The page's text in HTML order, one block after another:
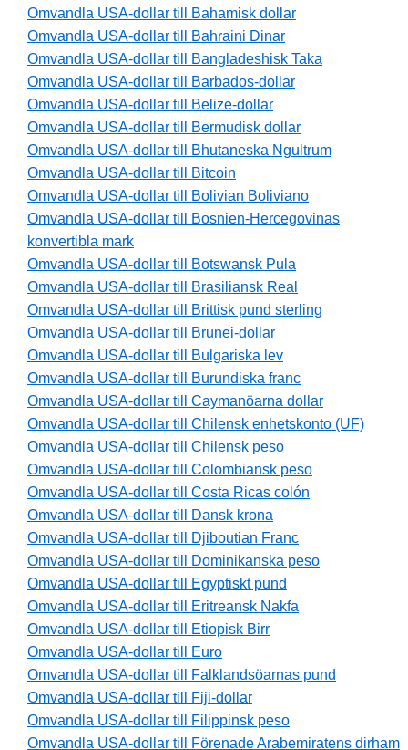
Omvandla USA-dollar till Bahamisk dollar
Omvandla USA-dollar till Bahraini Dinar
Omvandla USA-dollar till Bangladeshisk Taka
Omvandla USA-dollar till Barbados-dollar
Omvandla USA-dollar till Belize-dollar
Omvandla USA-dollar till Bermudisk dollar
Omvandla USA-dollar till Bhutaneska Ngultrum
Omvandla USA-dollar till Bitcoin
Omvandla USA-dollar till Bolivian Boliviano
Omvandla USA-dollar till Bosnien-Hercegovinas
konvertibla mark
Omvandla USA-dollar till Botswansk Pula
Omvandla USA-dollar till Brasiliansk Real
Omvandla USA-dollar till Brittisk pund sterling
Omvandla USA-dollar till Brunei-dollar
Omvandla USA-dollar till Bulgariska lev
Omvandla USA-dollar till Burundiska franc
Omvandla USA-dollar till Caymanöarna dollar
Omvandla USA-dollar till Chilensk enhetskonto (UF)
Omvandla USA-dollar till Chilensk peso
Omvandla USA-dollar till Colombiansk peso
Omvandla USA-dollar till Costa Ricas colón
Omvandla USA-dollar till Dansk krona
Omvandla USA-dollar till Djiboutian Franc
Omvandla USA-dollar till Dominikanska peso
Omvandla USA-dollar till Egyptiskt pund
Omvandla USA-dollar till Eritreansk Nakfa
Omvandla USA-dollar till Etiopisk Birr
Omvandla USA-dollar till Euro
Omvandla USA-dollar till Falklandsöarnas pund
Omvandla USA-dollar till Fiji-dollar
Omvandla USA-dollar till Filippinsk peso
Omvandla USA-dollar till Förenade Arabemiratens dirham